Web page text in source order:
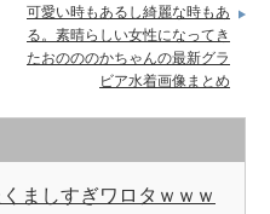
可愛い時もあるし綺麗な時もあ
る。素晴らしい女性になってき
たおのののかちゃんの最新グラ
ビア水着画像まとめ
ましすぎワロタｗｗｗ